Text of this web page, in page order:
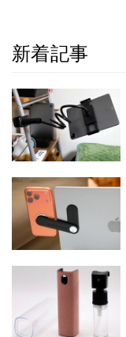
新着記事